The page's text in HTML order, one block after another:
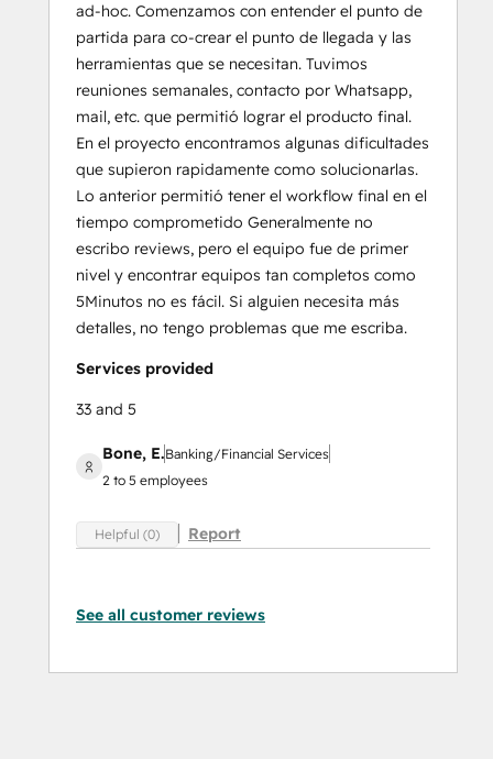
ad-hoc. Comenzamos con entender el punto de
partida para co-crear el punto de llegada y las
herramientas que se necesitan. Tuvimos
reuniones semanales, contacto por Whatsapp,
mail, etc. que permitió lograr el producto final.
En el proyecto encontramos algunas dificultades
que supieron rapidamente como solucionarlas.
Lo anterior permitió tener el workflow final en el
tiempo comprometido Generalmente no
escribo reviews, pero el equipo fue de primer
nivel y encontrar equipos tan completos como
5Minutos no es fácil. Si alguien necesita más
detalles, no tengo problemas que me escriba.
Services provided
33 and 5
Bone, E.Banking/Financial Services
2 to 5 employees
Helpful (0) Report
See all customer reviews